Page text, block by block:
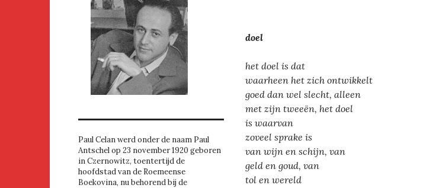
doel
het doel is dat
waarheen het zich ontwikkelt
goed dan wel slecht, alleen
met zijn tweeën, het doel
is waarvan
zoveel sprake is
van wijn en schijn, van
geld en goud, van
tol en wereld
Paul Celan werd onder de naam Paul
Antschel op 23 november 1920 geboren
in Czernowitz, toentertijd de
hoofdstad van de Roemeense
Boekovina, nu behorend bij de